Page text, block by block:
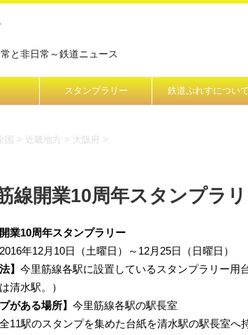
と非日常～鉄道ニュース
スタンプラリー 鉄道ぷれすについて
国 > 近畿地方 > 大阪府 >
線開業10周年スタンプラリ
業10周年スタンプラリー
2016年12月10日（土曜日）～12月25日（日曜日）
】 今里筋線各駅に設置しているスタンプラリー用
清水駅。）
がある場所】 今里筋線各駅の駅長室
全11駅のスタンプを集めた台紙を清水駅の駅長室へ